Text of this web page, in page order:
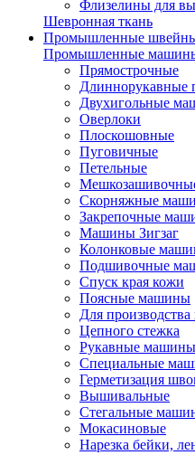
Флизелины для
Шевронная ткань
Промышленные
Промышленные
Прямострочные
Длиннорукавные
Двухигольные
Оверлоки
Плоскошовные
Пуговичные
Петельные
Скорняжные
Закрепочные
Машины Зигзаг
Колонковые
Подшивочные
Спуск края кожи
Поясные машины
Для производства
Цепного стежка
Рукавные машины
Специальные
Герметизация
Вышивальные
Стегальные
Мокасиновые
Нарезка бейки,